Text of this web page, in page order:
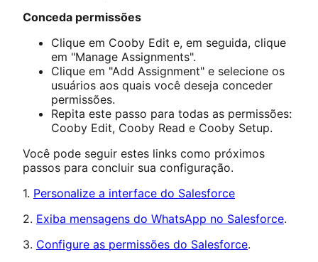
Conceda permissões
Clique em Cooby Edit e, em seguida, clique
em "Manage Assignments".
Clique em "Add Assignment" e selecione os
usuários aos quais você deseja conceder
permissões.
Repita este passo para todas as permissões:
Cooby Edit, Cooby Read e Cooby Setup.
Você pode seguir estes links como próximos
passos para concluir sua configuração.
1. Personalize a interface do Salesforce
2. Exiba mensagens do WhatsApp no Salesforce.
3. Configure as permissões do Salesforce.